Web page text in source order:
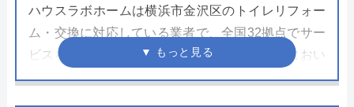
ハウスラボホームは横浜市金沢区のトイレリフォー
ム・交換に対応している業者で、全国32拠点でサー
ビスを展開しています。水まわりの交換修理におい
て実績がある水まわりの専門業者で、全国各地の自